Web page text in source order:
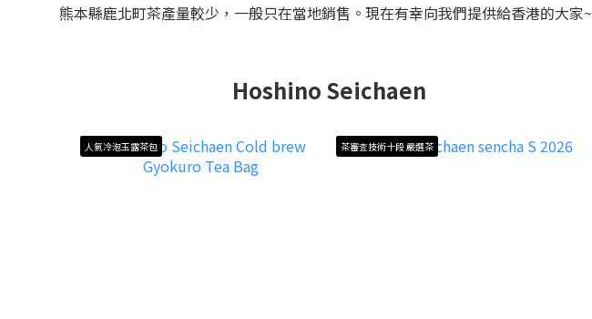
熊本縣鹿北町茶產量較少，一般只在當地銷售。現在有幸向我們提供給香港的大家~
Hoshino Seichaen
人氣冷泡玉露茶包 茶審査技術十段 嚴選茶